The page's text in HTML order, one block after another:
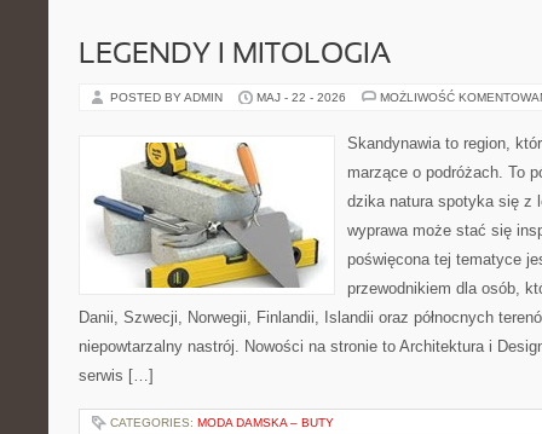
LEGENDY I MITOLOGIA
POSTED BY ADMIN MAJ - 22 - 2026 MOŻLIWOŚĆ
Skandynawia to region,
marzące o podróżach. To
dzika natura spotyka się z
wyprawa może stać się
poświęcona tej tematyce
przewodnikiem dla osób,
Danii, Szwecji, Norwegii, Finlandii, Islandii oraz północnych
niepowtarzalny nastrój. Nowości na stronie to Architektura i
serwis […]
CATEGORIES: MODA DAMSKA – BUTY